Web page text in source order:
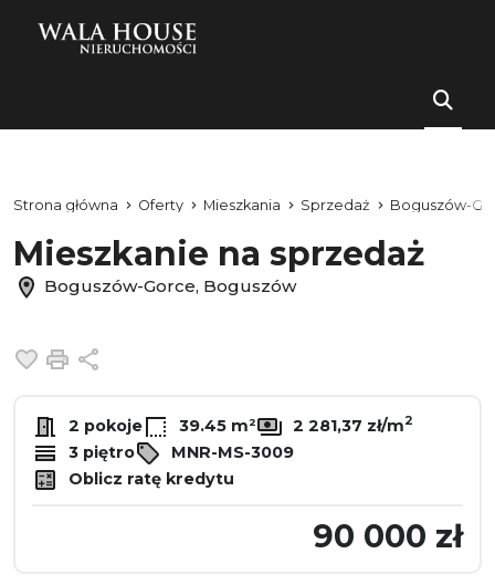
Strona główna Oferty Mieszkania Sprzedaż Boguszów-
Mieszkanie na sprzedaż
Boguszów-Gorce, Boguszów
Dodaj do ulubionych
Drukuj
2 pokoje 39.45 m² 2 281,37 zł/m2
3 piętro
MNR-MS-3009
Oblicz ratę kredytu
90 000 zł